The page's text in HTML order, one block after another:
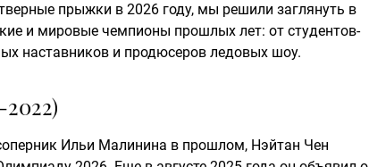
прыжки в 2026 году, мы решили заглянуть в
и мировые чемпионы прошлых лет: от студентов-
наставников и продюсеров ледовых шоу.
Ильи Малинина в прошлом, Нэйтан Чен